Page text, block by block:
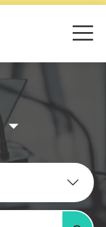
目